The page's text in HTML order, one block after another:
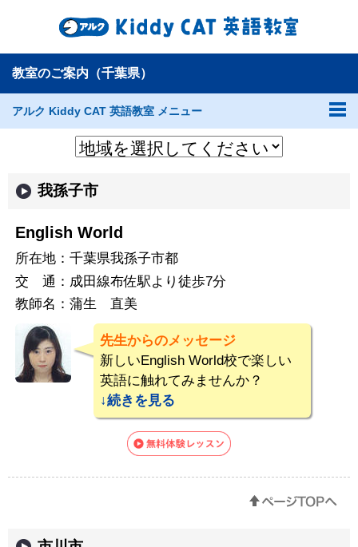
教室のご案内（千葉県）
アルク Kiddy CAT 英語教室 メニュー
我孫子市
English World
所在地： 千葉県我孫子市都
交 通： 成田線布佐駅より徒歩7分
教師名： 蒲生 直美
先生からのメッセージ
新しいEnglish World校で楽しい
英語に触れてみませんか？
続き